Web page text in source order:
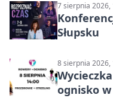
7 sierpnia 2026,
Słupsku
8 sierpnia 2026,
ognisko